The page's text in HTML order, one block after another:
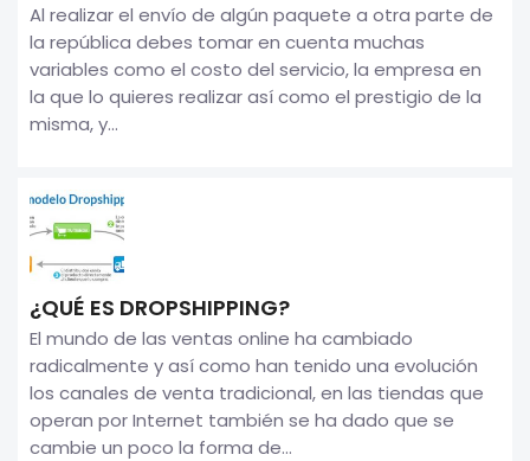
Al realizar el envío de algún paquete a otra parte de
la república debes tomar en cuenta muchas
variables como el costo del servicio, la empresa en
la que lo quieres realizar así como el prestigio de la
misma, y...
¿QUÉ ES DROPSHIPPING?
El mundo de las ventas online ha cambiado
radicalmente y así como han tenido una evolución
los canales de venta tradicional, en las tiendas que
operan por Internet también se ha dado que se
cambie un poco la forma de...